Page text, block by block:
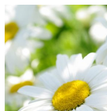
Перейти
к
содержимому